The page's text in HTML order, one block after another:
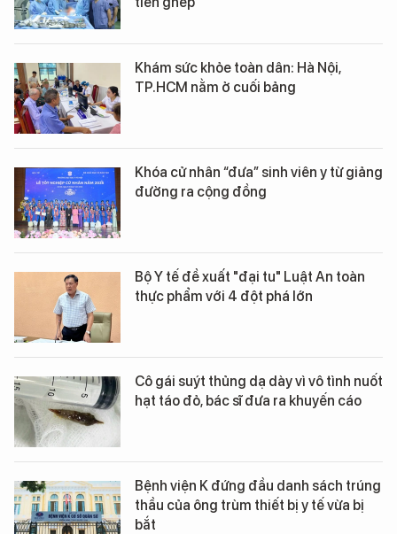
Khám sức khỏe toàn dân: Hà Nội,
TP.HCM nằm ở cuối bảng
Khóa cử nhân “đưa” sinh viên y từ giảng
đường ra cộng đồng
Bộ Y tế đề xuất "đại tu" Luật An toàn
thực phẩm với 4 đột phá lớn
Cô gái suýt thủng dạ dày vì vô tình nuốt
hạt táo đỏ, bác sĩ đưa ra khuyến cáo
Bệnh viện K đứng đầu danh sách trúng
thầu của ông trùm thiết bị y tế vừa bị
bắt